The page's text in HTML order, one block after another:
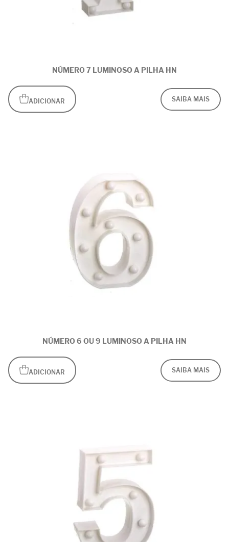
NÚMERO 7 LUMINOSO A PILHA HN
ADICIONAR SAIBA MAIS
NÚMERO 6 OU 9 LUMINOSO A PILHA HN
ADICIONAR SAIBA MAIS